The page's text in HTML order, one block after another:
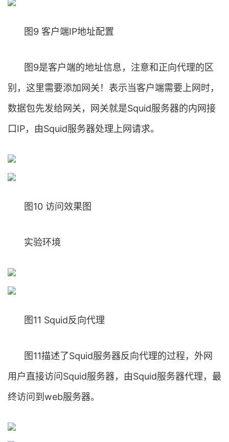
图9 客户端IP地址配置
图9是客户端的地址信息，注意和正向代理的区
别，这里需要添加网关！表示当客户端需要上网时，
数据包先发给网关，网关就是Squid服务器的内网接
口IP，由Squid服务器处理上网请求。
图10 访问效果图
实验环境
图11 Squid反向代理
图11描述了Squid服务器反向代理的过程，外网
用户直接访问Squid服务器，由Squid服务器代理，最
终访问到web服务器。